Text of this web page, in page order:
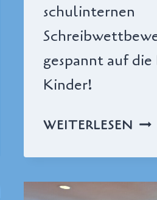
schulinternen
gespannt auf
Kinder!
WEITERLESEN